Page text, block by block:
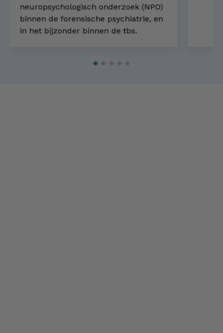
neuropsychologisch onderzoek (NPO)
binnen de forensische psychiatrie, en
in het bijzonder binnen de tbs.